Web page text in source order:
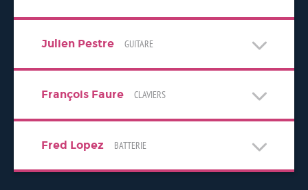
Julien Pestre GUITARE
François Faure CLAVIERS
Fred Lopez BATTERIE